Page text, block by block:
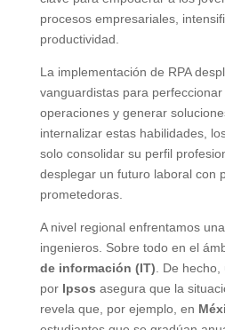
procesos empresariales,
productividad.
La implementación de RPA
vanguardistas para
operaciones y generar
internalizar estas habilidades,
solo consolidar su perfil
desplegar un futuro laboral con
prometedoras.
A nivel regional enfrentamos
ingenieros. Sobre todo en el
de información (IT) . De
por Ipsos asegura que la
revela que, por ejemplo, en